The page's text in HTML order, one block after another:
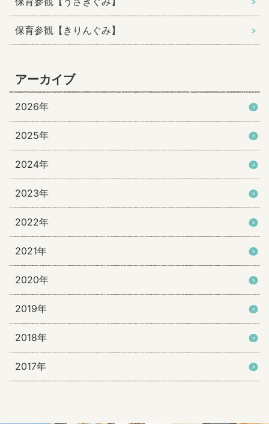
保育参観【きりんぐみ】
アーカイブ
2026年
2025年
2024年
2023年
2022年
2021年
2020年
2019年
2018年
2017年